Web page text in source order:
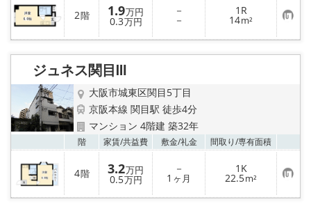
会社概要
メールでお問い合わせ
2階 1.9万円
0.3万円
－
－
1R
14m² お
気
に
り
ジュネス関目Ⅲ
大阪市城東区関目5丁目
京阪本線 関目駅 徒歩4分
マンション 4階建 築32年
階 家賃/共益費 敷金/礼金 間取り/専有面積
4階 3.2万円
0.5万円
－
1 ヶ月
1K
22.5m² お
気
に